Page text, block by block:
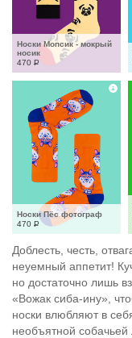
Носки Мопсик - мокрый
носик
470 Р
Носки Пёс фотограф
470 Р
Доблесть, честь,
неуемный аппетит!
но достаточно лишь
«Вожак сиба-ину»,
носки влюбляют в
необъятной